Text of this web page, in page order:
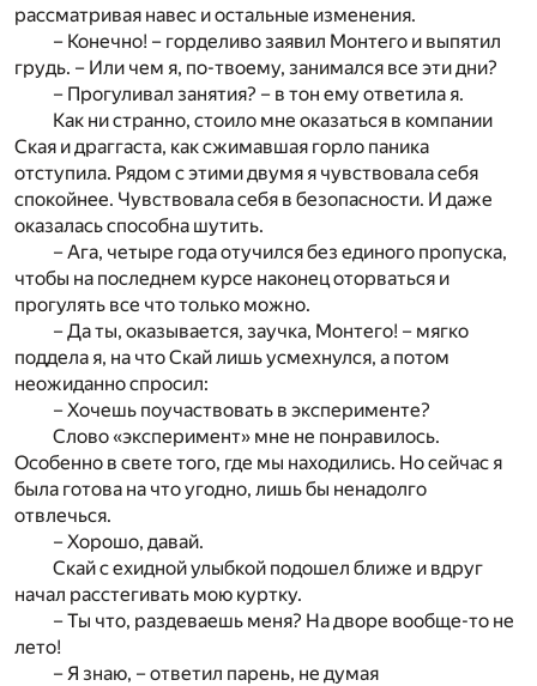
рассматривая навес и остальные изменения.
– Конечно! – горделиво заявил Монтего и выпятил
грудь. – Или чем я, по-твоему, занимался все эти дни?
– Прогуливал занятия? – в тон ему ответила я.
Как ни странно, стоило мне оказаться в компании
Ская и драггаста, как сжимавшая горло паника
отступила. Рядом с этими двумя я чувствовала себя
спокойнее. Чувствовала себя в безопасности. И даже
оказалась способна шутить.
– Ага, четыре года отучился без единого пропуска,
чтобы на последнем курсе наконец оторваться и
прогулять все что только можно.
– Да ты, оказывается, заучка, Монтего! – мягко
поддела я, на что Скай лишь усмехнулся, а потом
неожиданно спросил:
– Хочешь поучаствовать в эксперименте?
Слово «эксперимент» мне не понравилось.
Особенно в свете того, где мы находились. Но сейчас я
была готова на что угодно, лишь бы ненадолго
отвлечься.
– Хорошо, давай.
Скай с ехидной улыбкой подошел ближе и вдруг
начал расстегивать мою куртку.
– Ты что, раздеваешь меня? На дворе вообще-то не
лето!
– Я знаю, – ответил парень, не думая